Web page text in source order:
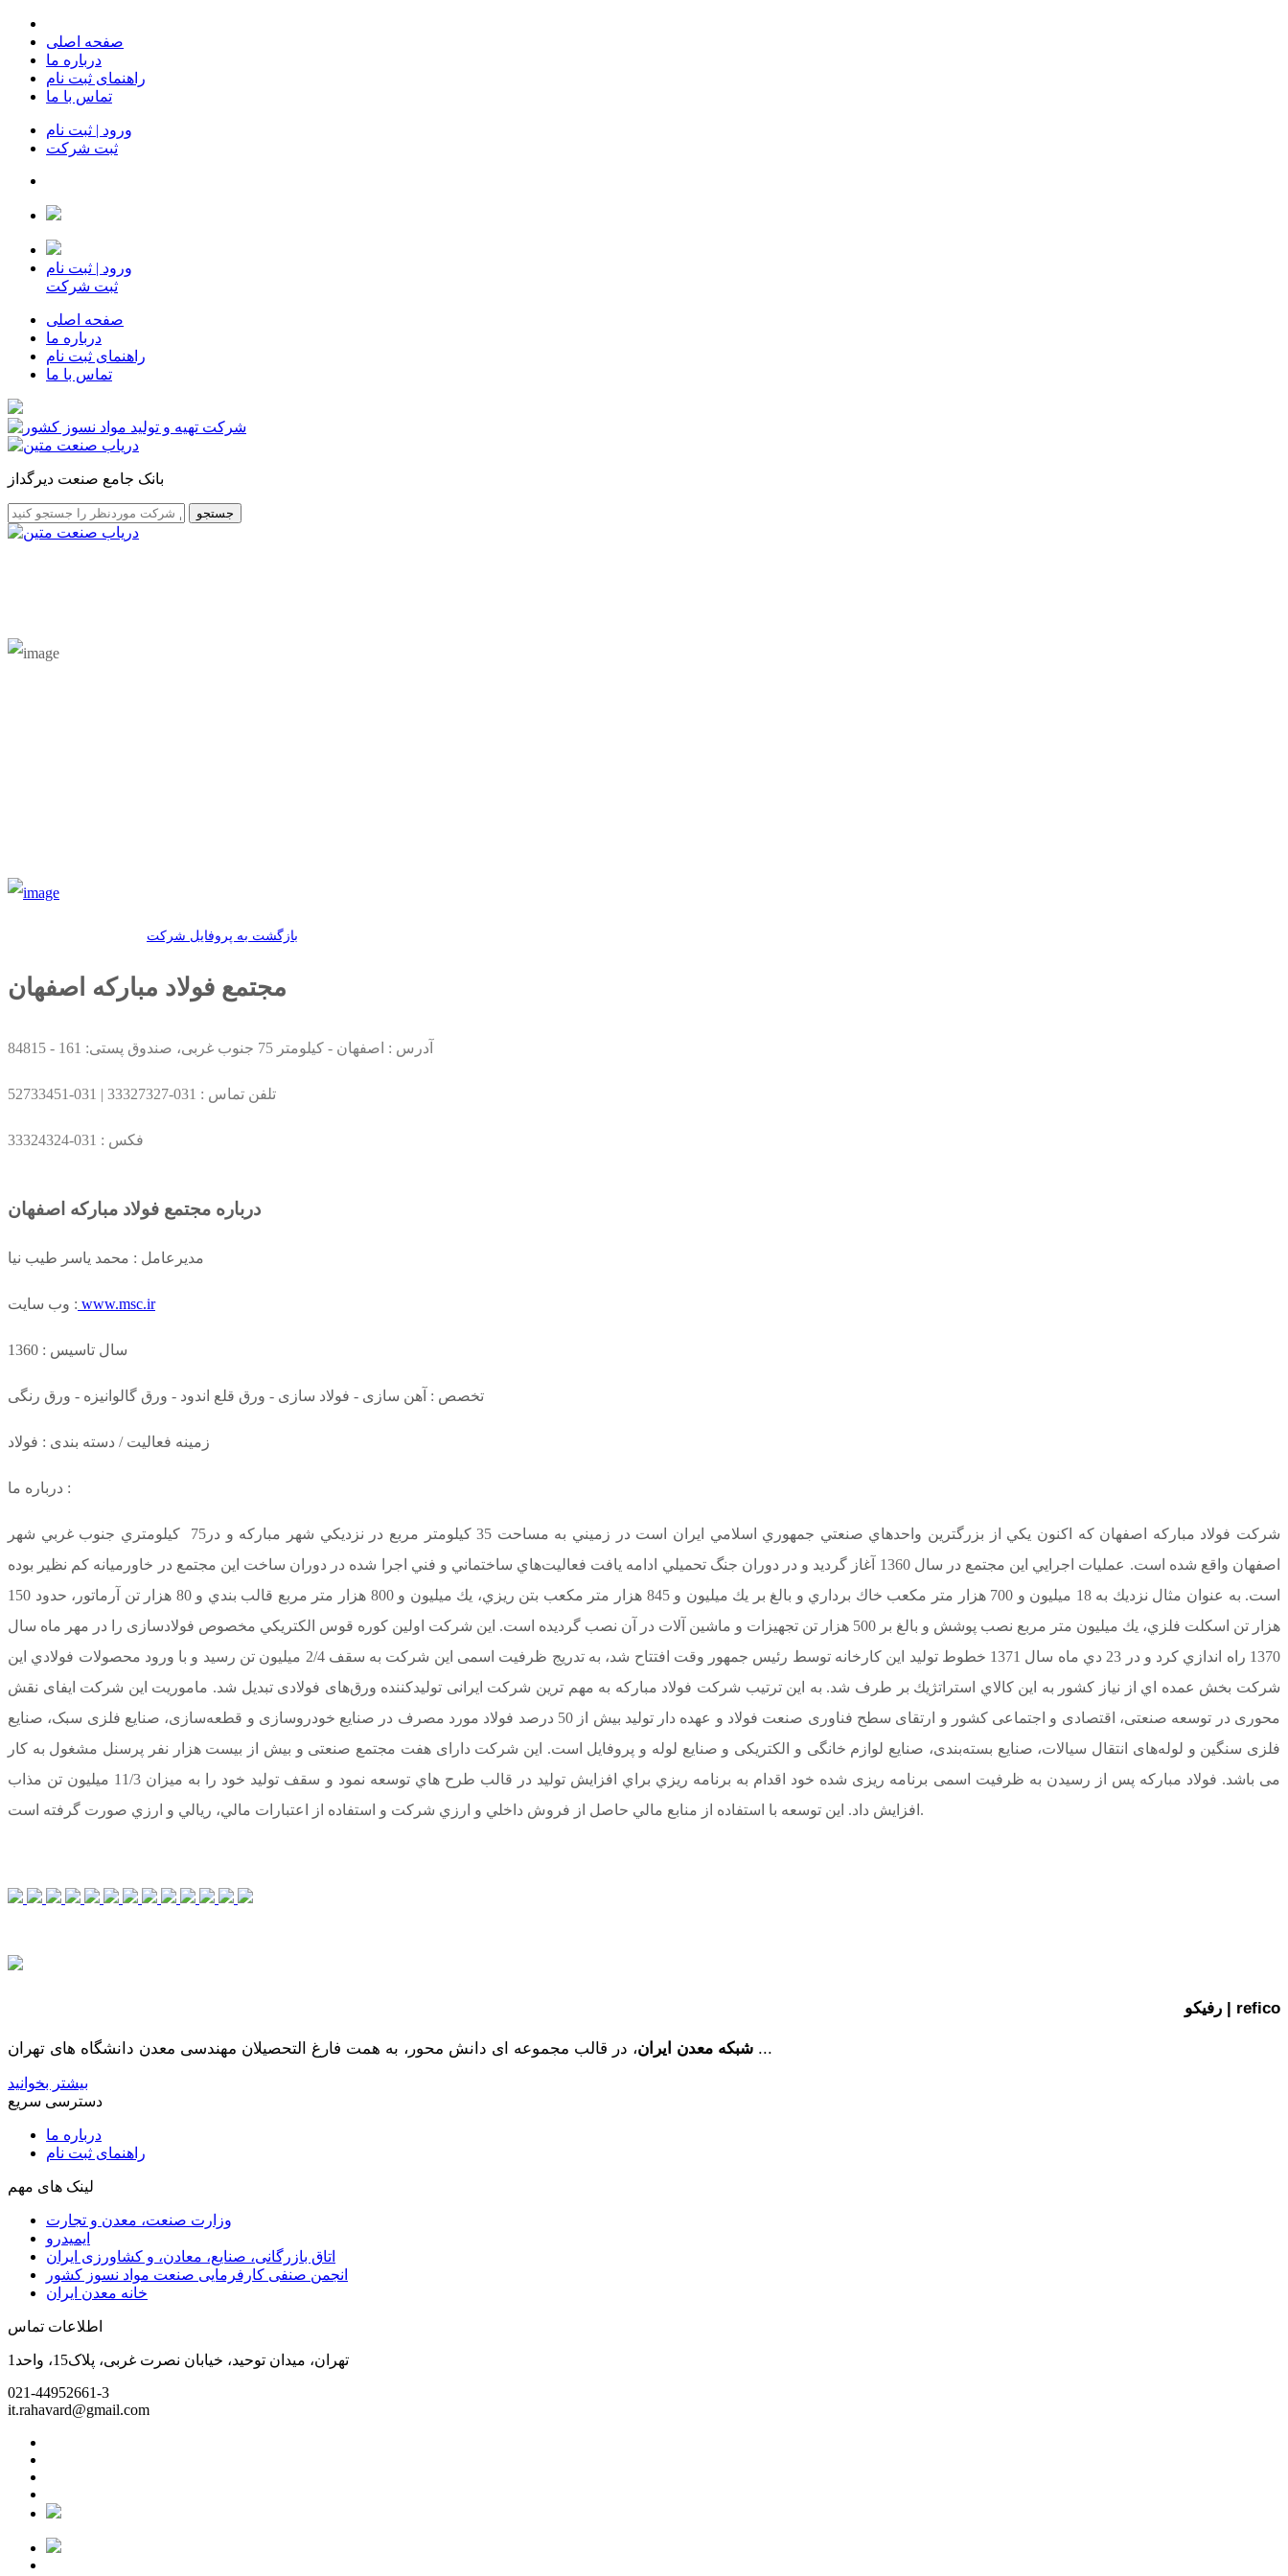
صفحه اصلی
درباره ما
راهنمای ثبت نام
تماس با ما
ورود | ثبت نام
ثبت شرکت
ورود | ثبت نام
ثبت شرکت
صفحه اصلی
درباره ما
راهنمای ثبت نام
تماس با ما
بانک جامع صنعت دیرگداز
جستجو
بازگشت به پروفایل شرکت
مجتمع فولاد مبارکه اصفهان
آدرس : اصفهان - کیلومتر 75 جنوب غربی، صندوق پستی: 161 - 84815
تلفن تماس : 031-33327327
|
031-52733451
فکس : 031-33324324
درباره مجتمع فولاد مبارکه اصفهان
مدیرعامل : محمد یاسر طیب نیا
وب سایت : www.msc.ir
سال تاسیس : 1360
تخصص : آهن سازی - فولاد سازی - ورق قلع اندود - ورق گالوانیزه - ورق رنگی
زمینه فعالیت / دسته بندی : فولاد
درباره ما :
شركت فولاد مباركه اصفهان كه اكنون يكي از بزرگترين واحدهاي صنعتي جمهوري اسلامي ايران است در زميني به مساحت 35 كيلومتر مربع در نزديکي شهر مباركه و در75 كيلومتري جنوب غربي شهر
اصفهان واقع شده است. عمليات اجرايي اين مجتمع در سال 1360 آغاز گرديد و در دوران جنگ تحميلي ادامه يافت فعاليت‌هاي ساختماني و فني اجرا شده در دوران ساخت اين مجتمع در خاورميانه كم نظير بوده
است. به عنوان مثال نزديك به 18 ميليون و 700 هزار متر مكعب خاك برداري و بالغ بر يك ميليون و 845 هزار متر مكعب بتن ريزي، يك ميليون و 800 هزار متر مربع قالب بندي و 80 هزار تن آرماتور، حدود 150
هزار تن اسكلت فلزي، يك ميليون متر مربع نصب پوشش و بالغ بر 500 هزار تن تجهيزات و ماشين آلات در آن نصب گرديده است. این شرکت اولين كوره قوس الكتريكي مخصوص فولادسازی را در مهر ماه سال
1370 راه اندازي کرد و در 23 دي ماه سال 1371 خطوط توليد اين كارخانه توسط رئيس جمهور وقت افتتاح شد، به تدریج ظرفیت اسمی این شرکت به سقف 2/4 میلیون تن رسید و با ورود محصولات فولادي اين
شركت بخش عمده اي از نياز كشور به اين كالاي استراتژيك بر طرف شد. به این ترتیب شرکت فولاد مبارکه به مهم ترین شرکت ایرانی تولیدکننده ورق‌های فولادی تبدیل شد. ماموریت این شرکت ایفای نقش
محوری در توسعه صنعتی، اقتصادی و اجتماعی کشور و ارتقای سطح فناوری صنعت فولاد و عهده دار تولید بیش از 50 درصد فولاد مورد مصرف در صنایع خودروسازی و قطعه‌سازی، صنایع فلزی سبک، صنایع
فلزی سنگین و لوله‌های انتقال سیالات، صنایع بسته‌بندی، صنایع لوازم خانگی و الکتریکی و صنایع لوله و پروفایل است. این شرکت دارای هفت مجتمع صنعتی و بیش از بیست هزار نفر پرسنل مشغول به کار
می باشد. فولاد مبارکه پس از رسیدن به ظرفیت اسمی برنامه ریزی شده خود اقدام به برنامه ريزي براي افزايش توليد در قالب طرح هاي توسعه نمود و سقف تولید خود را به میزان 11/3 ميليون تن مذاب
افزایش داد. این توسعه با استفاده از منابع مالي حاصل از فروش داخلي و ارزي شركت و استفاده از اعتبارات مالي، ريالي و ارزي صورت گرفته است.
رفیکو | refico
شبکه معدن ایران ، در قالب مجموعه ای دانش محور، به همت فارغ­ التحصیلان مهندسی معدن دانشگاه ­های تهران ...
بیشتر بخوانید
دسترسی سریع
درباره ما
راهنمای ثبت نام
لینک های مهم
وزارت صنعت، معدن و تجارت
ایمیدرو
اتاق بازرگانی، صنایع، معادن، و کشاورزی ایران
انجمن صنفی کارفرمایی صنعت مواد نسوز کشور
خانه معدن ایران
اطلاعات تماس
تهران، میدان توحید، خیابان نصرت غربی، پلاک15، واحد1
021-44952661-3
it.rahavard@gmail.com